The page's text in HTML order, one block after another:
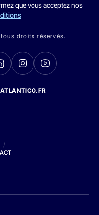
que vous acceptez nos
droits réservés.
/